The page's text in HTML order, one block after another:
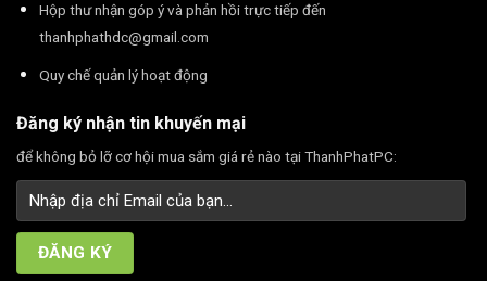
Hộp thư nhận góp ý và phản hồi trực tiếp đến
thanhphathdc@gmail.com
Quy chế quản lý hoạt động
Đăng ký nhận tin khuyến mại
để không bỏ lỡ cơ hội mua sắm giá rẻ nào tại ThanhPhatPC: